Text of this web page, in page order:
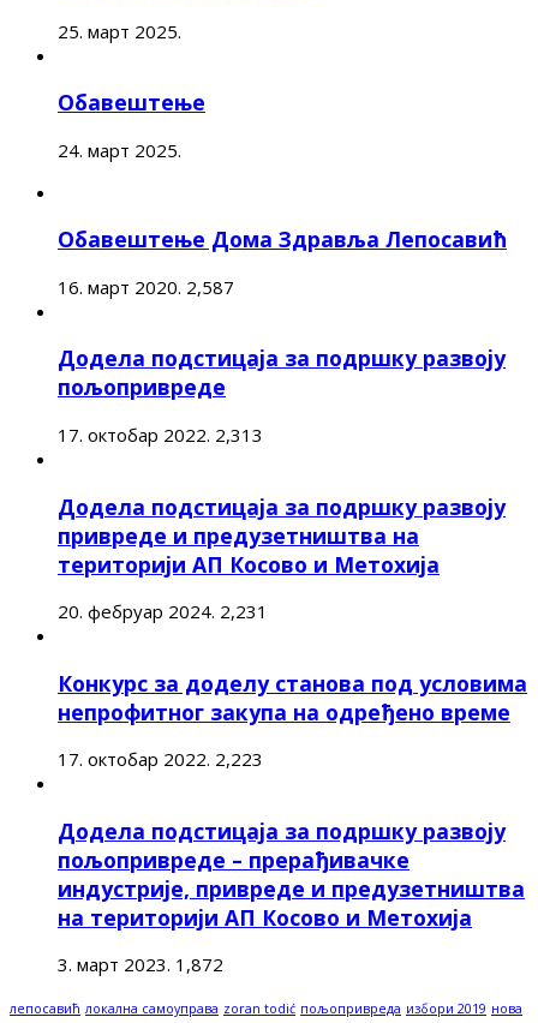
25. март 2025.
Обавештење
24. март 2025.
Обавештење Дома Здравља Лепосавић
16. март 2020. 2,587
Додела подстицаја за подршку развоју
пољопривреде
17. октобар 2022. 2,313
Додела подстицаја за подршку развоју
привреде и предузетништва на
територији АП Косово и Метохија
20. фебруар 2024. 2,231
Конкурс за доделу станова под условима
непрофитног закупа на одређено време
17. октобар 2022. 2,223
Додела подстицаја за подршку развоју
пољопривреде – прерађивачке
индустрије, привреде и предузетништва
на територији АП Косово и Метохија
3. март 2023. 1,872
лепосавић локална самоуправа zoran todić пољопривреда избори 2019 нова